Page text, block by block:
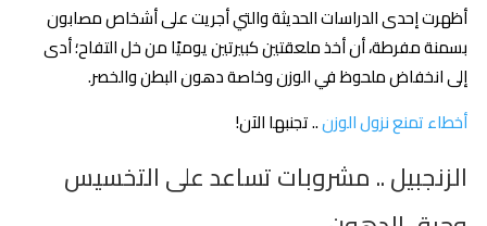
أظهرت إحدى الدراسات الحديثة والتي أجريت على أشخاص مصابون
بسمنة مفرطة، أن أخذ ملعقتين كبيرتين يوميًا من خل التفاح؛ أدى
إلى انخفاض ملحوظ في الوزن وخاصة دهون البطن والخصر.
أخطاء تمنع نزول الوزن.. تجنبها الآن!
الزنجبيل .. مشروبات تساعد على التخسيس